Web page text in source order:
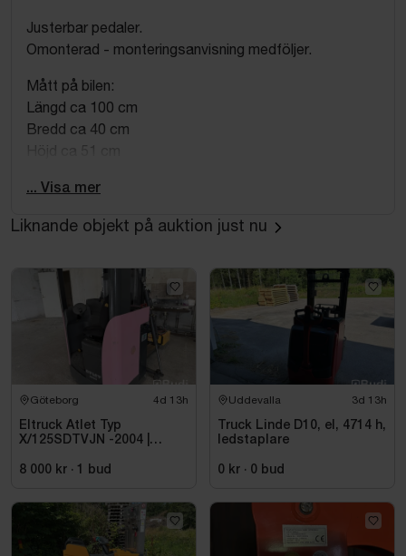
Justerbar pedaler.
Omonterad - monteringsanvisning medföljer.
Mått på bilen:
Längd ca 100 cm
Bredd ca 40 cm
Höjd ca 51 cm
Mått på emballage:
Djup ca 32 cm
Produkten kan har skadat emballage.
... Visa mer
Liknande objekt på auktion just nu
Göteborg 4d 13h
Eltruck Atlet Typ
X/125SDTVJN -2004 |
8 000 kr · 1 bud
Uddevalla 3d 13h
Truck Linde D10, el, 4714 h,
ledstaplare
0 kr · 0 bud